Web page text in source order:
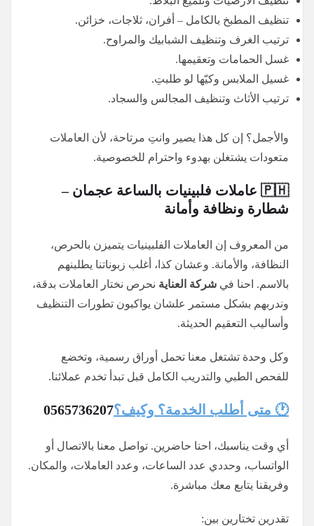
تنظيف المطبخ بالكامل – أفران، ثلاجات، خزائن.
ترتيب الغرف وتنظيف الشبابيك والمراوح.
غسل الحمامات وتعقيمها.
غسيل الملابس وكيّها لو طلبتِ.
ترتيب الأثاث وتنظيف المجالس والسجاد.
والأجمل؟ إن كل هذا يصير وانتِ مرتاحة، لأن العاملات
متعودات يشتغلن بهدوء واحترام للخصوصية.
🇵🇭 عاملات فلبينيات بالساعة عجمان –
شطارة ونظافة وأمانة
من المعروف إن العاملات الفلبينيات يتميزن بالحرص،
النظافة، والأمانة. وعشان كذا، أغلب زبوناتنا يطلبنهم
بالاسم. احنا في شركة العناية نحرص نختار العاملات بدقة،
وندربهم بشكل مستمر علشان يواكبون تطورات التنظيف
وأساليب التعقيم الحديثة.
وكل وحدة تشتغل معنا تحمل أوراق رسمية، وتخضع
للفحص الطبي والتدريب الكامل قبل تبدأ تخدم عملائنا.
🕐 متى أطلب الخدمة؟ وكيف؟0565736207
أي وقت يناسبك، احنا حاضرين. تواصل معنا بالاتصال أو
الواتساب، وحددي عدد الساعات، وعدد العاملات، والمكان.
وفريقنا يتابع معك مباشرة.
تقدرين تختارين بين: